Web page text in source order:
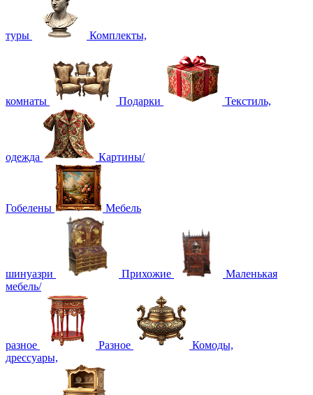
туры Комплекты,
комнаты Подарки Текстиль,
одежда Картины/
Гобелены Мебель
шинуазри Прихожие
Маленькая
мебель/
разное Разное
Комоды,
дрессуары,